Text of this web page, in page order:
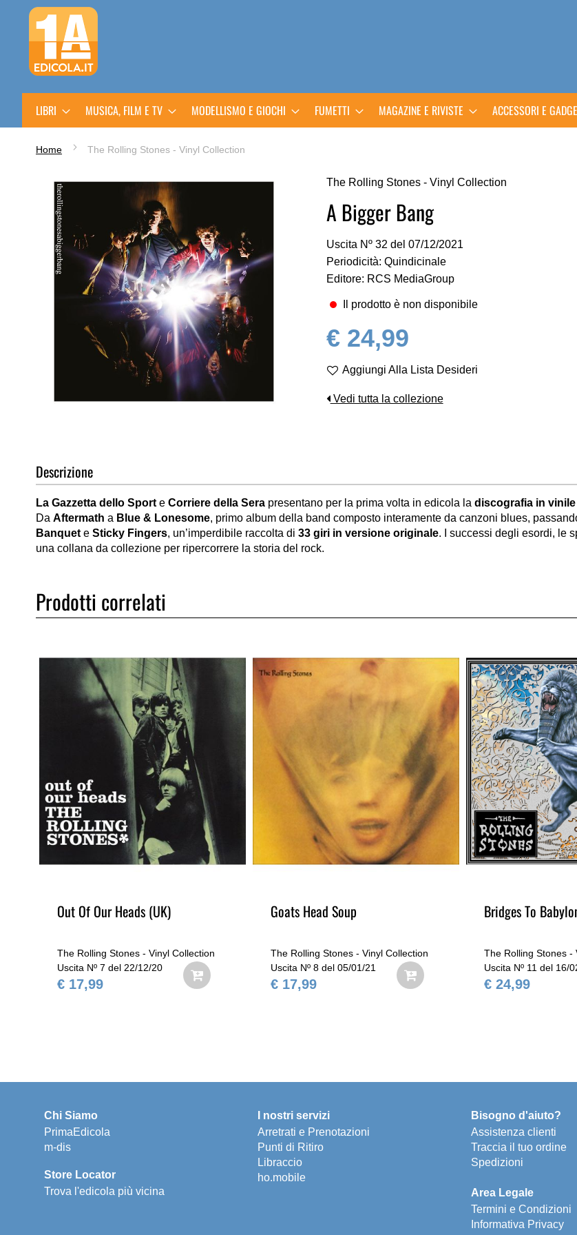
Salta
al
contenuto
LIBRI MUSICA, FILM E TV MODELLISMO E GIOCHI FUMETTI MAGAZINE E RIVISTE ACCESSORI E
Home The Rolling Stones - Vinyl Collection
della
galleria
immagini
galleria
di
immagini
The Rolling Stones - Vinyl Collection
A Bigger Bang
Uscita Nº 32 del 07/12/2021
Periodicità: Quindicinale
Editore: RCS MediaGroup
Il prodotto è non disponibile
€ 24,99
Aggiungi Alla Lista Desideri
Vedi tutta la collezione
Descrizione
La Gazzetta dello Sport e Corriere della Sera presentano per la prima volta in edicola la discografia in
Da Aftermath a Blue & Lonesome, primo album della band composto interamente da canzoni blues,
Banquet e Sticky Fingers, un’imperdibile raccolta di 33 giri in versione originale. I successi degli esordi, le
una collana da collezione per ripercorrere la storia del rock.
Prodotti correlati
Out Of Our Heads (UK)
The Rolling Stones - Vinyl Collection
Uscita Nº 7 del 22/12/20
€ 17,99
Goats Head Soup
The Rolling Stones - Vinyl Collection
Uscita Nº 8 del 05/01/21
€ 17,99
Bridges To
The Rolling Stones -
Uscita Nº 11 del 16/
€ 24,99
Chi Siamo
PrimaEdicola
m-dis
Store Locator
Trova l'edicola più vicina
I nostri servizi
Arretrati e Prenotazioni
Punti di Ritiro
Libraccio
ho.mobile
Bisogno d'aiuto?
Assistenza clienti
Traccia il tuo ordine
Spedizioni
Area Legale
Termini e Condizioni
Informativa Privacy